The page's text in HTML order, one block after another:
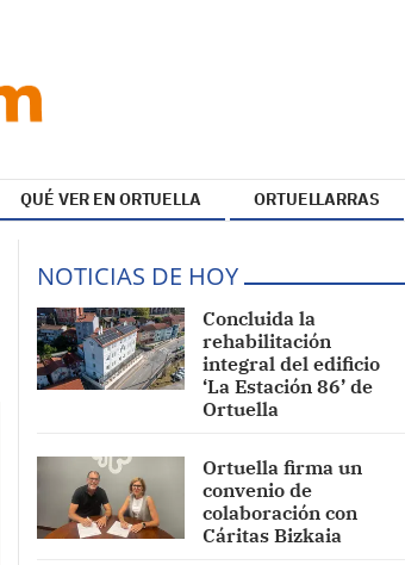
QUÉ VER EN ORTUELLA ORTUELLARRAS
NOTICIAS DE HOY
Concluida la
rehabilitación
integral del edificio
‘La Estación 86’ de
Ortuella
Ortuella firma un
convenio de
colaboración con
Cáritas Bizkaia